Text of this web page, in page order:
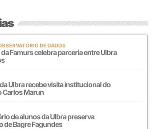
DE DADOS
Famurs celebra parceria entre Ulbra
Ulbra recebe visita institucional do
Marun
de alunos da Ulbra preserva
de Bagre Fagundes